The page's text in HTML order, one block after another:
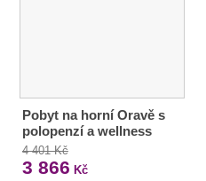
Pobyt na horní Oravě s
polopenzí a wellness
4 401 Kč
3 866 Kč